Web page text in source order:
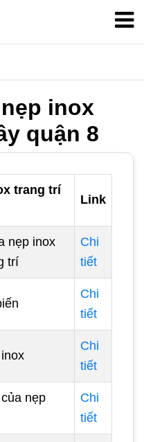
inox
quận 8
trang trí
Link
nẹp inox
trí
Chi
tiết
Chi
tiết
Chi
tiết
nẹp
Chi
tiết